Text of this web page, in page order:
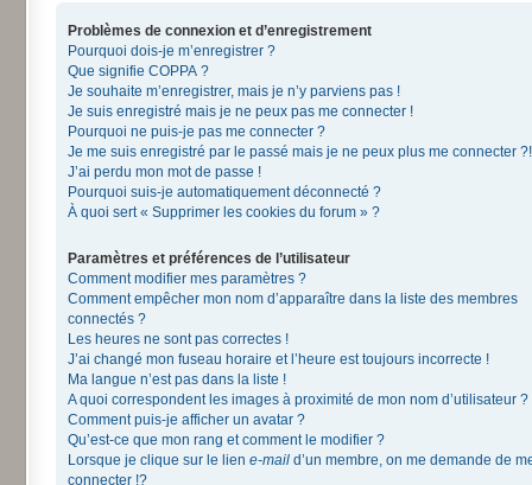
Problèmes de connexion et d’enregistrement
Pourquoi dois-je m’enregistrer ?
Que signifie COPPA ?
Je souhaite m’enregistrer, mais je n’y parviens pas !
Je suis enregistré mais je ne peux pas me connecter !
Pourquoi ne puis-je pas me connecter ?
Je me suis enregistré par le passé mais je ne peux plus me connecter ?!
J’ai perdu mon mot de passe !
Pourquoi suis-je automatiquement déconnecté ?
À quoi sert « Supprimer les cookies du forum » ?
Paramètres et préférences de l’utilisateur
Comment modifier mes paramètres ?
Comment empêcher mon nom d’apparaître dans la liste des membres
connectés ?
Les heures ne sont pas correctes !
J’ai changé mon fuseau horaire et l’heure est toujours incorrecte !
Ma langue n’est pas dans la liste !
A quoi correspondent les images à proximité de mon nom d’utilisateur ?
Comment puis-je afficher un avatar ?
Qu’est-ce que mon rang et comment le modifier ?
Lorsque je clique sur le lien e-mail d’un membre, on me demande de
connecter !?